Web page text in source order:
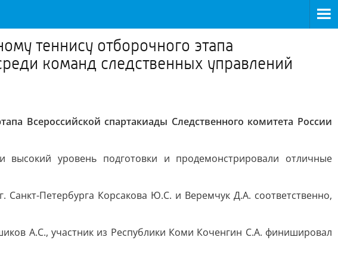
теннису отборочного этапа
команд следственных управлений
Всероссийской спартакиады Следственного комитета России
высокий уровень подготовки и продемонстрировали отличные
Петербурга Корсакова Ю.С. и Веремчук Д.А. соответственно,
А.С., участник из Республики Коми Коченгин С.А. финишировал